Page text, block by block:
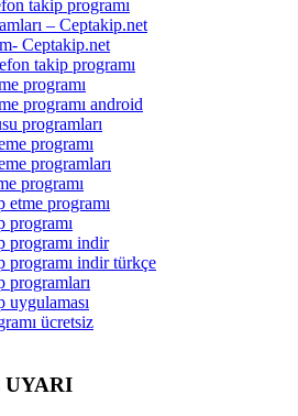
takip programı
– Ceptakip.net
Ceptakip.net
takip programı
programı
programı android
programları
programı
programları
programı
programı
programı
programı indir
programı indir türkçe
programları
uygulaması
ücretsiz
UYARI